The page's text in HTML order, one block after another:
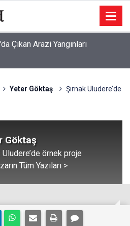
Çıkan Arazi Yangınları
Yeter Göktaş
Şırnak Uludere’de
Göktaş
Uludere’de örnek proje
Tüm Yazıları >